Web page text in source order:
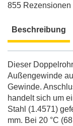
855 Rezensionen
Beschreibung
Dieser
Außengewinde
Gewinde.
handelt sich um
Stahl (1.4571)
mm. Bei 20 °C